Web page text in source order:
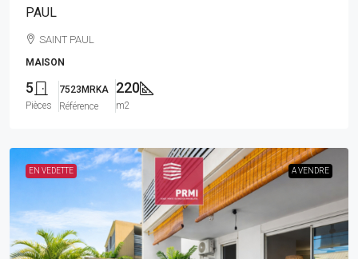
PAUL
SAINT PAUL
MAISON
5
Pièces
7523MRKA
Référence
220
m2
EN VEDETTE A VENDRE